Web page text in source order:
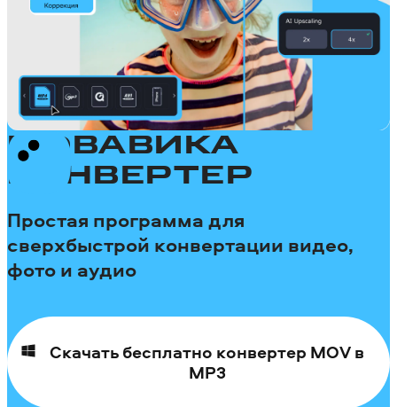
МОВАВИКА
КОНВЕРТЕР
Простая программа для
сверхбыстрой конвертации видео,
фото и аудио
Скачать бесплатно конвертер MOV в
MP3